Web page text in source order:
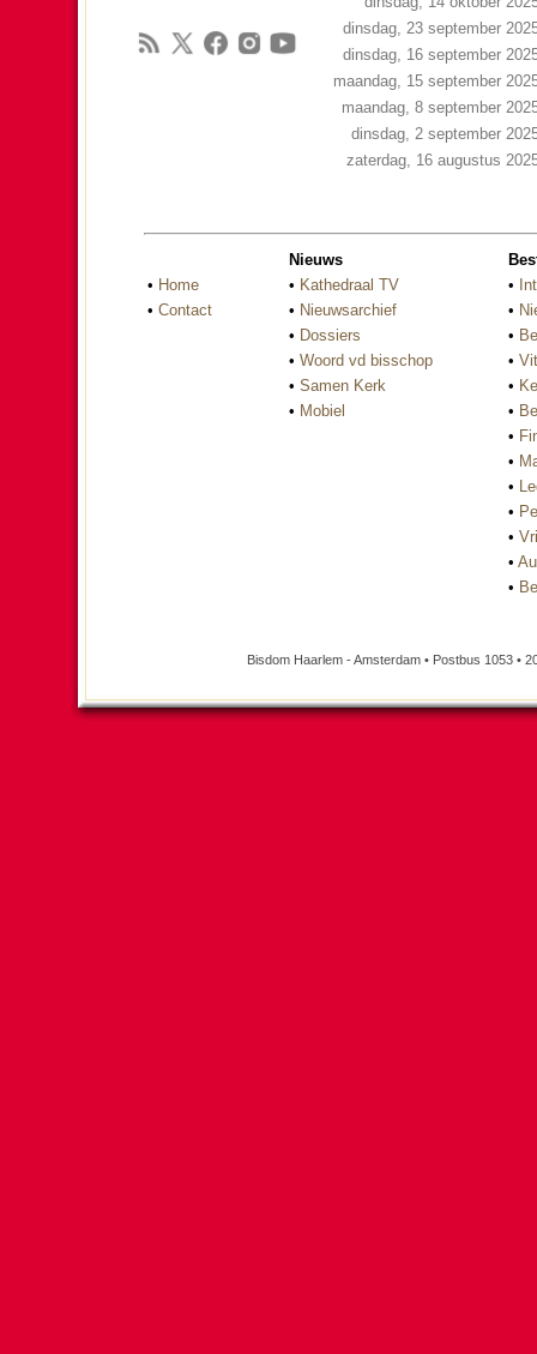
dinsdag, 23 september
dinsdag, 16 september
maandag, 15 september
maandag, 8 september
dinsdag, 2 september
zaterdag, 16 augustus
• Home
• Contact
Nieuws
• Kathedraal TV
• Nieuwsarchief
• Dossiers
• Woord vd bisschop
• Samen Kerk
• Mobiel
•
•
•
•
•
•
•
•
•
•
•
•
•
Bisdom Haarlem - Amsterdam • Postbus 1053 •